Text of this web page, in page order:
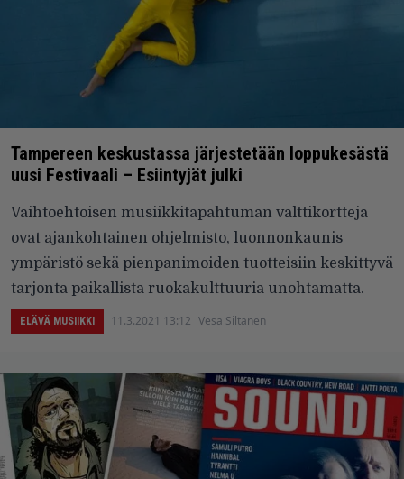
Tampereen keskustassa järjestetään loppukesästä
uusi Festivaali – Esiintyjät julki
Vaihtoehtoisen musiikkitapahtuman valttikortteja
ovat ajankohtainen ohjelmisto, luonnonkaunis
ympäristö sekä pienpanimoiden tuotteisiin keskittyvä
tarjonta paikallista ruokakulttuuria unohtamatta.
ELÄVÄ MUSIIKKI 11.3.2021 13:12 Vesa Siltanen